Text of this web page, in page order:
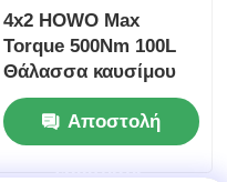
4x2 HOWO Max
Torque 500Nm 100L
Θάλασσα καυσίμου
Θάλασσα καυσίμου
Θάλασσα καυσίμου
Φορτηγό Μεταφορέα
Αποστολή
ερώτησης